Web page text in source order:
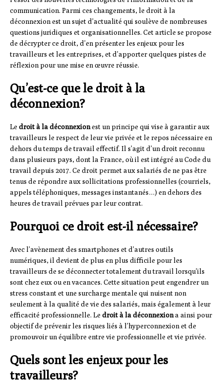
communication. Parmi ces changements, le droit à la
déconnexion est un sujet d’actualité qui soulève de nombreuses
questions juridiques et organisationnelles. Cet article se propose
de décrypter ce droit, d’en présenter les enjeux pour les
travailleurs et les entreprises, et d’apporter quelques pistes de
réflexion pour une mise en œuvre réussie.
Qu’est-ce que le droit à la
déconnexion?
Le droit à la déconnexionest un principe qui vise à garantir aux
travailleurs le respect de leur vie privée et le repos nécessaire en
dehors du temps de travail effectif. Il s’agit d’un droit reconnu
dans plusieurs pays, dont la France, où il est intégré au Code du
travail depuis 2017. Ce droit permet aux salariés de ne pas être
tenus de répondre aux sollicitations professionnelles (courriels,
appels téléphoniques, messages instantanés…) en dehors des
heures de travail prévues par leur contrat.
Pourquoi ce droit est-il nécessaire?
Avec l’avènement des smartphones et d’autres outils
numériques, il devient de plus en plus difficile pour les
travailleurs de se déconnecter totalement du travail lorsqu’ils
sont chez eux ou en vacances. Cette situation peut engendrer un
stress constant et une surcharge mentale qui nuisent non
seulement à la qualité de vie des salariés, mais également à leur
efficacité professionnelle. Le droit à la déconnexiona ainsi pour
objectif de prévenir les risques liés à l’hyperconnexion et de
promouvoir un équilibre entre vie professionnelle et vie privée.
Quels sont les enjeux pour les
travailleurs?